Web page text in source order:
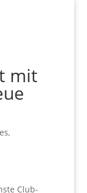
mit
,
Club-